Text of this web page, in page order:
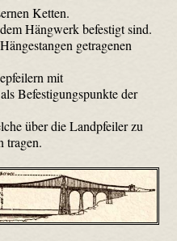
Ketten.
Hängwerk befestigt sind.
getragenen
mit
Befestigungspunkte der
über die Landpfeiler zu
tragen.